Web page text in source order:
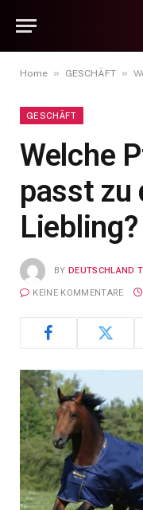
Home » GESCHÄFT »
GESCHÄFT
Welche
passt zu
Liebling?
BY DEUTSCHLAND
KEINE KOMMENTARE